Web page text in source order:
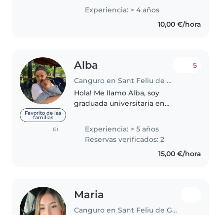
necesidades de cada familia y
procurar q los niños se sientan
cómodos seguros y cuidados.
Experiencia: > 4 años
10,00 €/hora
Favorito de las
familias
(2)
Alba
Canguro en Sant Feliu de Guíxols
5
Hola! Me llamo Alba, soy
graduada universitaria en
y tengo un máster universitario
en psicopedagogía. Tengo
experiencia con niños desde 0
Experiencia: > 5 años
Reservas verificados: 2
15,00 €/hora
Maria
Canguro en Sant Feliu de Guíxols